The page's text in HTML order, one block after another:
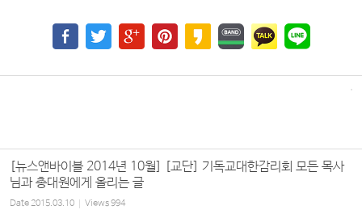
[뉴스앤바이블 2014년 10월] [교단] 기독교대한감리회 모든 목사
님과 총대원에게 올리는 글
Date2015.03.10 Views994